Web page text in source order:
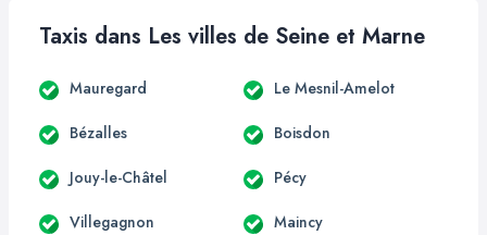
Taxis dans Les villes de Seine et Marne
Mauregard Le Mesnil-Amelot
Bézalles Boisdon
Jouy-le-Châtel Pécy
Villegagnon Maincy